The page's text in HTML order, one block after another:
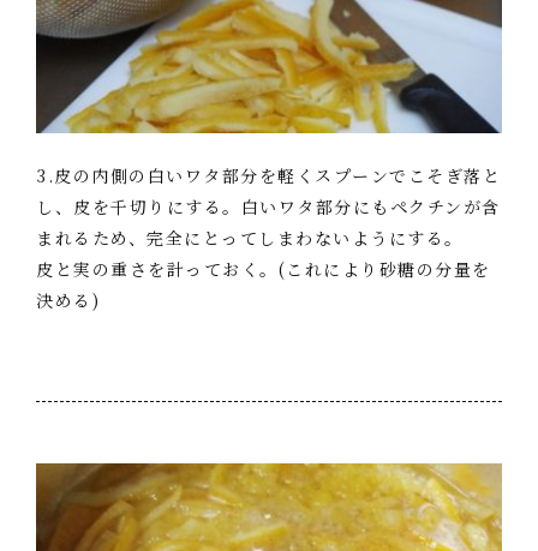
3.皮の内側の白いワタ部分を軽くスプーンでこそぎ落と
し、皮を千切りにする。白いワタ部分にもペクチンが含
まれるため、完全にとってしまわないようにする。
皮と実の重さを計っておく。(これにより砂糖の分量を
決める)